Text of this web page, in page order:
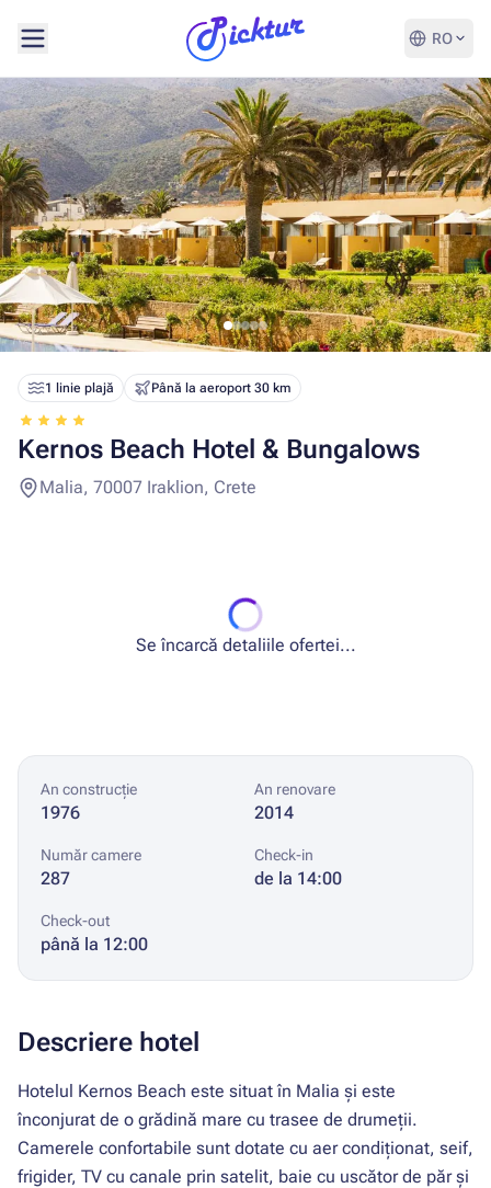
RO
1 linie plajă Până la aeroport 30 km
Kernos Beach Hotel & Bungalows
Malia, 70007 Iraklion, Crete
Se încarcă detaliile ofertei...
An construcție
1976
An renovare
2014
Număr camere
287
Check-in
de la 14:00
Check-out
până la 12:00
Descriere hotel
Hotelul Kernos Beach este situat în Malia și este
înconjurat de o grădină mare cu trasee de drumeții.
Camerele confortabile sunt dotate cu aer condiționat, seif,
frigider, TV cu canale prin satelit, baie cu uscător de păr și